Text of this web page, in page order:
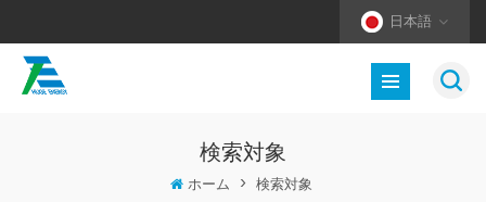
日本語
検索対象
ホーム > 検索対象